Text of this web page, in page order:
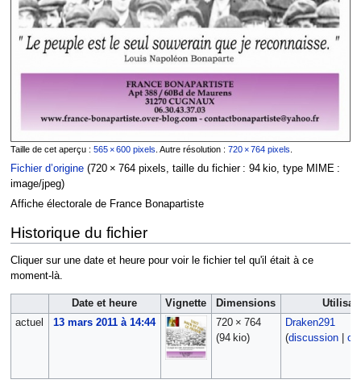
Taille de cet aperçu : 565 × 600 pixels Autre résolution : 720 × 764 pixels
Fichier d’origine‎ (720 × 764 pixels, taille du fichier : 94 kio, type MIME :
image/jpeg)
Affiche électorale de France Bonapartiste
Historique du fichier
Cliquer sur une date et heure pour voir le fichier tel qu'il était à ce
moment-là.
Date et heure Vignette Dimensions
actuel
13 mars 2011 à 14:44
720 × 764
(94 kio)
Draken291
(discussion|